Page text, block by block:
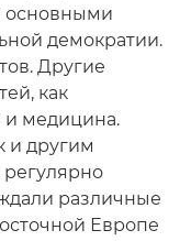
основными
демократии.
Другие
как
и медицина.
и другим
различные
Европе